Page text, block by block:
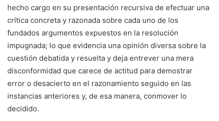
hecho cargo en su presentación recursiva de efectuar una
crítica concreta y razonada sobre cada uno de los
fundados argumentos expuestos en la resolución
impugnada; lo que evidencia una opinión diversa sobre la
cuestión debatida y resuelta y deja entrever una mera
disconformidad que carece de actitud para demostrar
error o desacierto en el razonamiento seguido en las
instancias anteriores y, de esa manera, conmover lo
decidido.